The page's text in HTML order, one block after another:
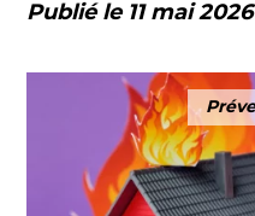
Publié le 11 mai 2026